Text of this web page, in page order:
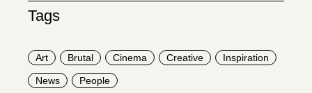
Tags
Art Brutal Cinema Creative Inspiration
News People